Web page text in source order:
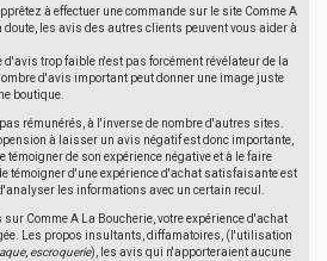
à effectuer une commande sur le site Comme A
doute, les avis des autres clients peuvent vous aider à
d'avis trop faible n'est pas forcément révélateur de la
d'avis important peut donner une image juste
boutique.
rémunérés, à l'inverse de nombre d'autres sites.
à laisser un avis négatif est donc importante,
témoigner de son expérience négative et à le faire
témoigner d'une expérience d'achat satisfaisante est
les informations avec un certain recul.
Comme A La Boucherie, votre expérience d'achat
Les propos insultants, diffamatoires, (l'utilisation
, escroquerie), les avis qui n'apporteraient aucune